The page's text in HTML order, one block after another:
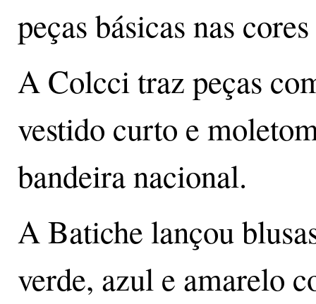
peças básicas nas
A Colcci traz peças
vestido curto e
bandeira nacional.
A Batiche lançou
verde, azul e amarelo